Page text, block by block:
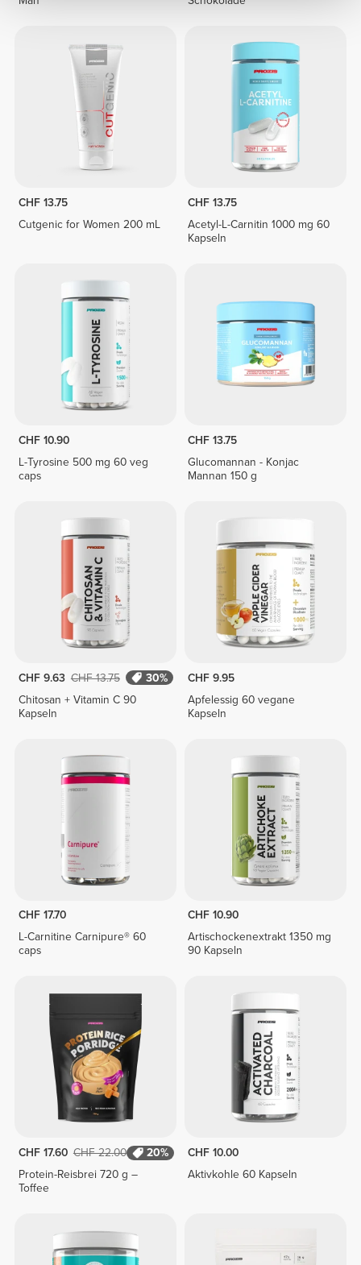
CHF 13.75
Cutgenic for Women 200 mL
CHF 13.75
Acetyl-L-Carnitin 1000 mg 60
Kapseln
CHF 10.90
L-Tyrosine 500 mg 60 veg
caps
CHF 13.75
Glucomannan - Konjac
Mannan 150 g
CHF 9.63 CHF 13.75
30%
Chitosan + Vitamin C 90
Kapseln
CHF 9.95
Apfelessig 60 vegane
Kapseln
CHF 17.70
L-Carnitine Carnipure® 60
caps
CHF 10.90
Artischockenextrakt 1350 mg
90 Kapseln
CHF 17.60 CHF 22.00
20%
Protein-Reisbrei 720 g –
Toffee
CHF 10.00
Aktivkohle 60 Kapseln